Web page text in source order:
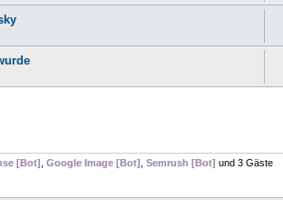
[Bot] Google Image [Bot] Semrush [Bot] und 3 Gäste